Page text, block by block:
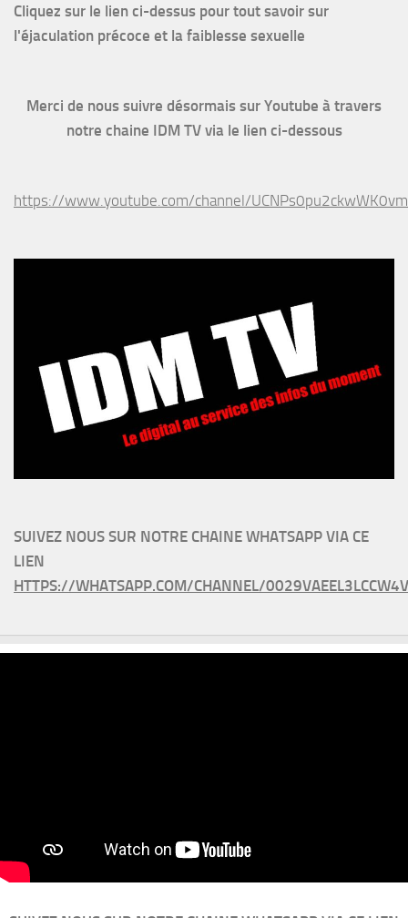
Cliquez sur le lien ci-dessus pour tout savoir sur
l'éjaculation précoce et la faiblesse sexuelle
Merci de nous suivre désormais sur Youtube à travers
notre chaine IDM TV via le lien ci-dessous
https://www.youtube.com/channel/
SUIVEZ NOUS SUR NOTRE CHAINE WHATSAPP VIA CE
LIEN
HTTPS://WHATSAPP.COM/CHANNEL/